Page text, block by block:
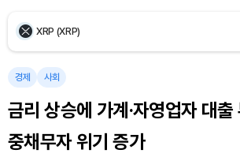
XRP (XRP)
Solana (SOL)
TRON (TRX)
Hyperliquid (HYPE)
경제 사회
금리 상승에 가계·자영업자 대
중채무자 위기 증가